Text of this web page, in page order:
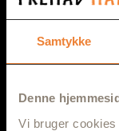
Samtykke
Denne
Vi bruger
RELATEREDE